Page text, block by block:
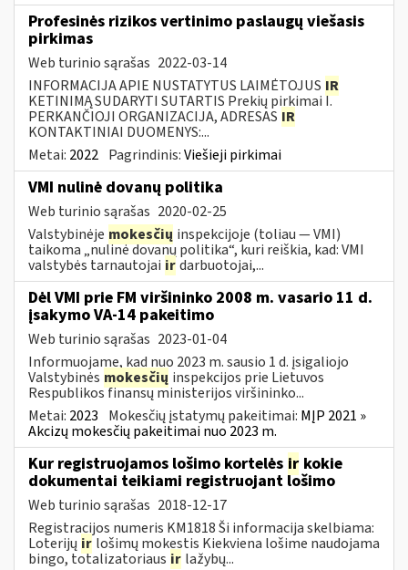
Profesinės rizikos vertinimo paslaugų viešasis
pirkimas
Web turinio sąrašas 2022-03-14
INFORMACIJA APIE NUSTATYTUS LAIMĖTOJUS IR
KETINIMĄ SUDARYTI SUTARTIS Prekių pirkimai I.
PERKANČIOJI ORGANIZACIJA, ADRESAS IR
KONTAKTINIAI DUOMENYS:...
Metai: 2022 Pagrindinis:Viešieji pirkimai
VMI nulinė dovanų politika
Web turinio sąrašas 2020-02-25
Valstybinėje mokesčių inspekcijoje (toliau — VMI)
taikoma „nulinė dovanų politika“, kuri reiškia, kad: VMI
valstybės tarnautojai irdarbuotojai,...
Dėl VMI prie FM viršininko 2008 m. vasario 11 d.
įsakymo VA-14 pakeitimo
Web turinio sąrašas 2023-01-04
Informuojame, kad nuo 2023 m. sausio 1 d. įsigaliojo
Valstybinės mokesčių inspekcijos prie Lietuvos
Respublikos finansų ministerijos viršininko...
Metai: 2023 Mokesčių įstatymų pakeitimai: MĮP 2021 »
Akcizų mokesčių pakeitimai nuo 2023 m.
Kur registruojamos lošimo kortelės ir kokie
dokumentai teikiami registruojant lošimo
Web turinio sąrašas 2018-12-17
Registracijos numeris KM1818 Ši informacija skelbiama:
Loterijų ir lošimų mokestis Kiekviena lošime naudojama
bingo, totalizatoriaus ir lažybų...